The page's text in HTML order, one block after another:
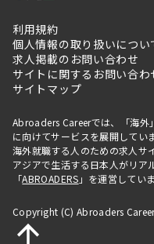
利用規約
個人情報の取り扱いについ
求人掲載のお問い合わせ
サイトに関するお問い合わ
サイトマップ
Abroaders Careerでは、「海外
に向けてサービスを展開していま
海外就職する人のための求人サ
アジアで生活する日本人がリア
「ABROADERS 」を運営していま
Copyright (C) Abroaders